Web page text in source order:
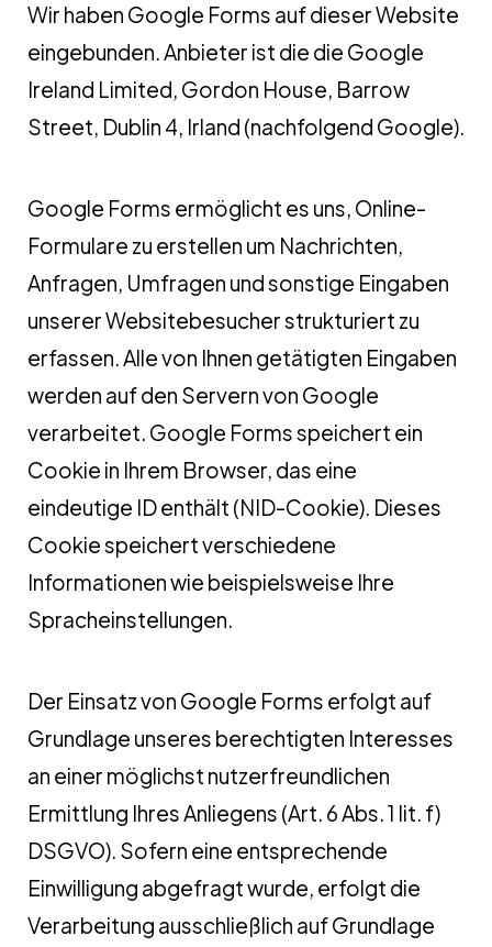
Wir haben Google Forms auf dieser Website
eingebunden. Anbieter ist die die Google
Ireland Limited, Gordon House, Barrow
Street, Dublin 4, Irland (nachfolgend Google).
Google Forms ermöglicht es uns, Online-
Formulare zu erstellen um Nachrichten,
Anfragen, Umfragen und sonstige Eingaben
unserer Websitebesucher strukturiert zu
erfassen. Alle von Ihnen getätigten Eingaben
werden auf den Servern von Google
verarbeitet. Google Forms speichert ein
Cookie in Ihrem Browser, das eine
eindeutige ID enthält (NID-Cookie). Dieses
Cookie speichert verschiedene
Informationen wie beispielsweise Ihre
Spracheinstellungen.
Der Einsatz von Google Forms erfolgt auf
Grundlage unseres berechtigten Interesses
an einer möglichst nutzerfreundlichen
Ermittlung Ihres Anliegens (Art. 6 Abs. 1 lit. f)
DSGVO). Sofern eine entsprechende
Einwilligung abgefragt wurde, erfolgt die
Verarbeitung ausschließlich auf Grundlage